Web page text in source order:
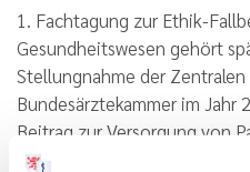
1. Fachtagung zur Ethik-
Gesundheitswesen gehört
Stellungnahme der
Bundesärztekammer im Jahr
Beitrag zur Versorgung von
medizinischen Praxis.…